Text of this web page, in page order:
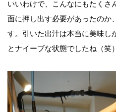
いいわけで、こんなにもたくさ
面に押し出す必要があったのか
す。引いた出汁は本当に美味し
とナイーブな状態でしたね（笑）